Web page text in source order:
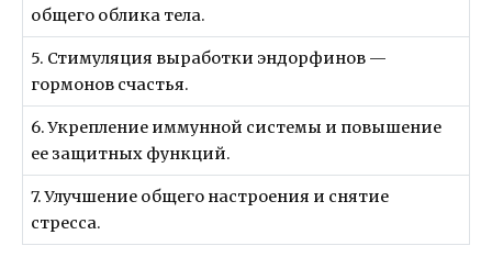
общего облика тела.
5. Стимуляция выработки эндорфинов —
гормонов счастья.
6. Укрепление иммунной системы и повышение
ее защитных функций.
7. Улучшение общего настроения и снятие
стресса.